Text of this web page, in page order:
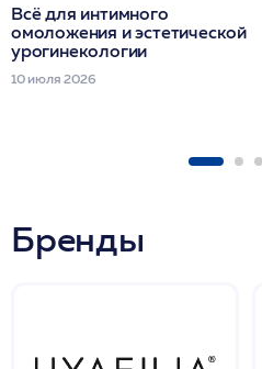
Всё для интимного
омоложения и эстетической
урогинекологии
10 июля 2026
Бренды